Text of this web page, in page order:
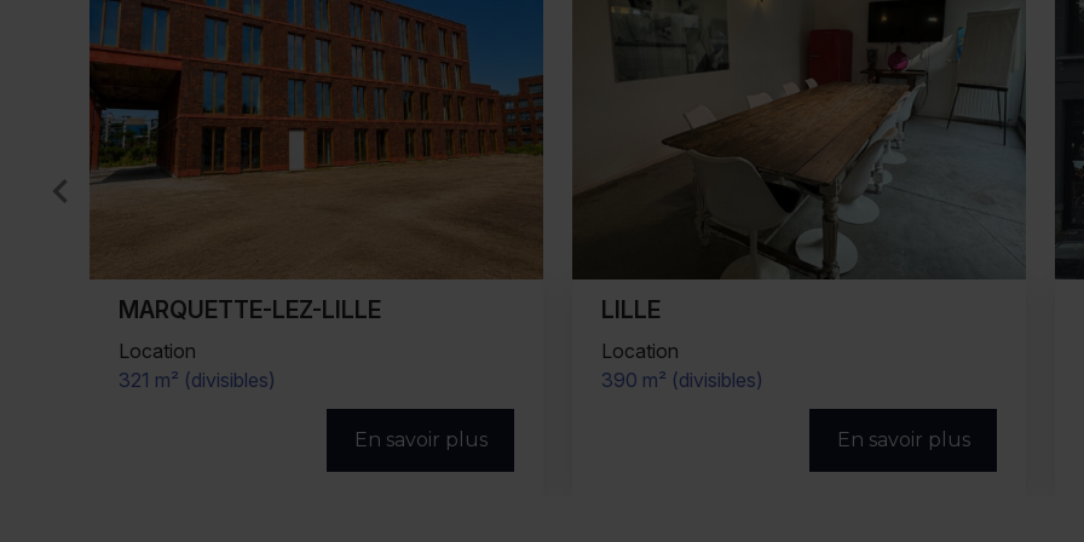
LILLE
Location
390 m² (divisibles)
En savoir plus
ROUBAIX
Vente
590 m²
En savoir plus